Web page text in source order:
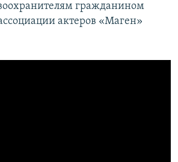
гражданином
актеров «Маген»